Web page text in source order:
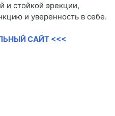
и стойкой эрекции,
и уверенность в себе.
САЙТ <<<